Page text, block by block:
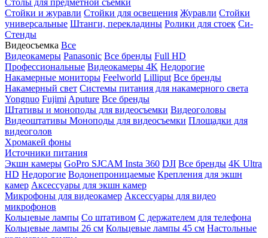
Столы для предметной съемки
Стойки и журавли Стойки для освещения Журавли Стойки
универсальные Штанги, перекладины Ролики для стоек Си-
Стенды
Видеосъемка Все
Видеокамеры Panasonic Все бренды Full HD
Профессиональные Видеокамеры 4K Недорогие
Накамерные мониторы Feelworld Lilliput Все бренды
Накамерный свет Системы питания для накамерного света
Yongnuo Fujimi Aputure Все бренды
Штативы и моноподы для видеосъемки Видеоголовы
Видеоштативы Моноподы для видеосъемки Площадки для
видеоголов
Хромакей фоны
Источники питания
Экшн камеры GoPro SJCAM Insta 360 DJI Все бренды 4K Ultra
HD Недорогие Водонепроницаемые Крепления для экшн
камер Аксессуары для экшн камер
Микрофоны для видеокамер Аксессуары для видео
микрофонов
Кольцевые лампы Со штативом C держателем для телефона
Кольцевые лампы 26 см Кольцевые лампы 45 см Настольные